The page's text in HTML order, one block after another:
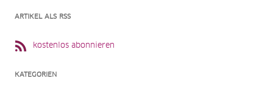
ARTIKEL ALS RSS
kostenlos abonnieren
KATEGORIEN